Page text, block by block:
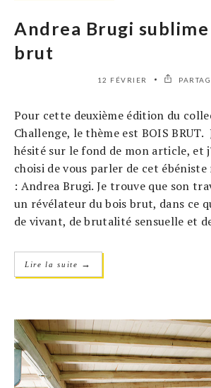
Andrea Brugi
brut
12 FÉVRIER
Pour cette deuxième édition du
Challenge, le thème est BOIS
hésité sur le fond de mon article, et
choisi de vous parler de cet
: Andrea Brugi. Je trouve que son
un révélateur du bois brut, dans ce
de vivant, de brutalité sensuelle et
Lire la suite →